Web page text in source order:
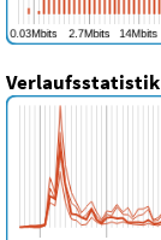
Verlaufsstatistik